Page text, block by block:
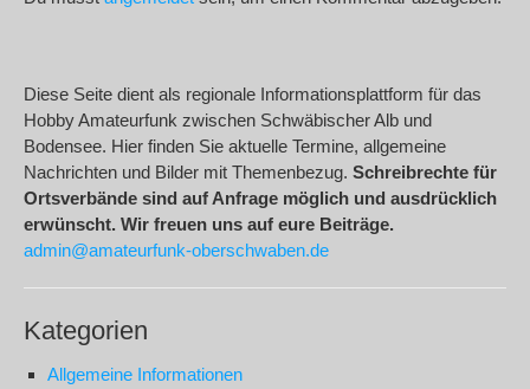
Diese Seite dient als regionale Informationsplattform für das
Hobby Amateurfunk zwischen Schwäbischer Alb und
Bodensee. Hier finden Sie aktuelle Termine, allgemeine
Nachrichten und Bilder mit Themenbezug. Schreibrechte für
Ortsverbände sind auf Anfrage möglich und ausdrücklich
erwünscht. Wir freuen uns auf eure Beiträge.
admin@amateurfunk-oberschwaben.de
Kategorien
Allgemeine Informationen